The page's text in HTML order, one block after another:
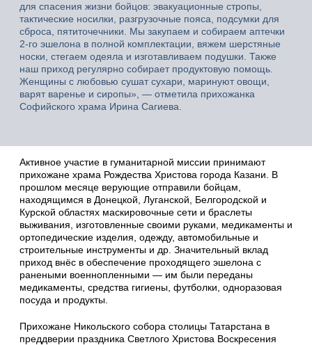
для спасения жизни бойцов: эвакуационные стропы,
тактические носилки, разгрузочные пояса, подсумки для
сброса, пятиточечники. Мы закупаем и собираем аптечки
2-го эшелона в полной комплектации, вяжем шерстяные
носки, стегаем одеяла и изготавливаем подушки. Также
наш приход регулярно собирает продуктовую помощь.
Женщины с любовью сушат сухари, маринуют овощи,
варят варенье и сиропы», — отметила прихожанка
Софийского храма Ирина Сагиева.
Активное участие в гуманитарной миссии принимают
прихожане храма Рождества Христова города Казани. В
прошлом месяце верующие отправили бойцам,
находящимся в Донецкой, Луганской, Белгородской и
Курской областях маскировочные сети и браслеты
выживания, изготовленные своими руками, медикаменты и
ортопедические изделия, одежду, автомобильные и
строительные инструменты и др. Значительный вклад
приход внёс в обеспечение проходящего эшелона с
ранеными военнопленными — им были переданы
медикаменты, средства гигиены, футболки, одноразовая
посуда и продукты.
Прихожане Никольского собора столицы Татарстана в
преддверии праздника Светлого Христова Воскресения